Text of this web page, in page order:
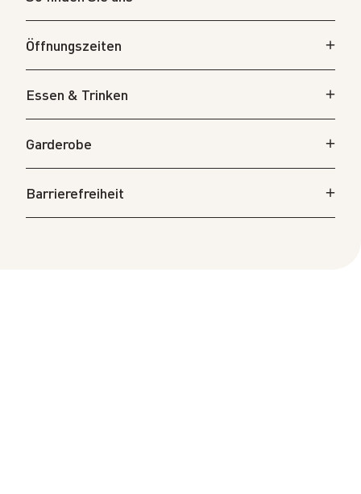
Öffnungszeiten
Essen & Trinken
Garderobe
Barrierefreiheit